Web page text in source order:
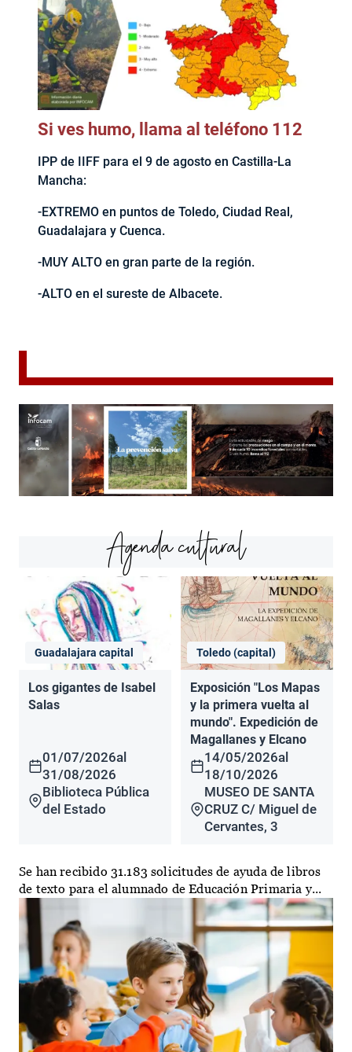
Si ves humo, llama al teléfono 112
IPP de IIFF para el 9 de agosto en Castilla-La
Mancha:
-EXTREMO en puntos de Toledo, Ciudad Real,
Guadalajara y Cuenca.
-MUY ALTO en gran parte de la región.
-ALTO en el sureste de Albacete.
Agenda cultural
Guadalajara capital
Los gigantes de Isabel
Salas
01/07/2026al
31/08/2026
Biblioteca Pública
del Estado
Toledo (capital)
Exposición "Los Mapas
y la primera vuelta al
mundo". Expedición de
Magallanes y Elcano
14/05/2026al
18/10/2026
MUSEO DE SANTA
CRUZ C/ Miguel de
Cervantes, 3
Se han recibido 31.183 solicitudes de ayuda de libros
de texto para el alumnado de Educación Primaria y...